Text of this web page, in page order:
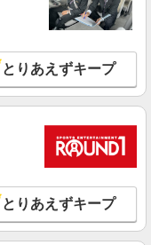
とりあえずキープ
とりあえずキープ